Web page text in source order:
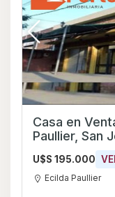
Casa en Venta
Paullier, San
U$S 195.000
Ecilda Paullier